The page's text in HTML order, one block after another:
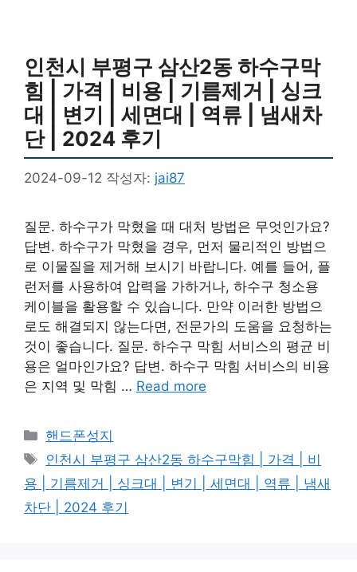
인천시 부평구 삼산2동 하수구막
힘 | 가격 | 비용 | 기름제거 | 싱크
대 | 변기 | 세면대 | 역류 | 냄새차
단 | 2024 후기
2024-09-12 작성자: jai87
질문. 하수구가 막혔을 때 대처 방법은 무엇인가요?
답변. 하수구가 막혔을 경우, 먼저 물리적인 방법으
로 이물질을 제거해 보시기 바랍니다. 예를 들어, 플
런저를 사용하여 압력을 가하거나, 하수구 청소용
케이블을 활용할 수 있습니다. 만약 이러한 방법으
로도 해결되지 않는다면, 전문가의 도움을 요청하는
것이 좋습니다. 질문. 하수구 막힘 서비스의 평균 비
용은 얼마인가요? 답변. 하수구 막힘 서비스의 비용
은 지역 및 막힘 … Read more
카
테
리
핸드폰성지
태
그
인천시 부평구 삼산2동 하수구막힘 | 가격 | 비
용 | 기름제거 | 싱크대 | 변기 | 세면대 | 역류 | 냄새
차단 | 2024 후기